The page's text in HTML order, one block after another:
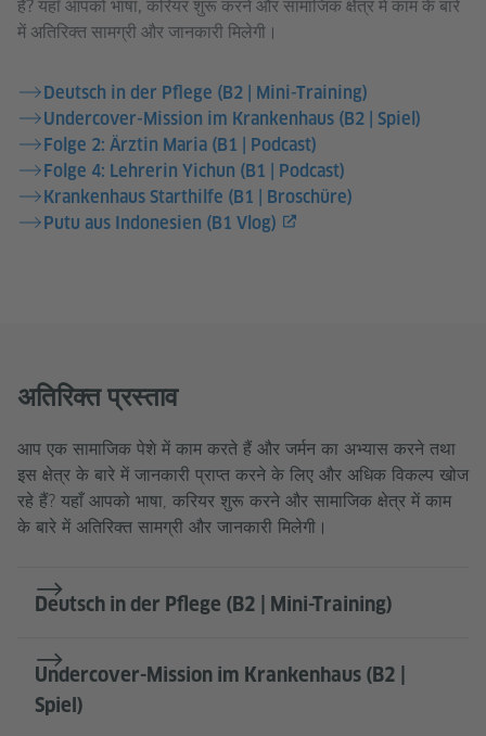
हैं? यहाँ आपको भाषा, करियर शुरू करने और सामाजिक क्षेत्र में काम के बारे
में अतिरिक्त सामग्री और जानकारी मिलेगी।
Deutsch in der Pflege (B2 | Mini-Training)
Undercover-Mission im Krankenhaus (B2 | Spiel)
Folge 2: Ärztin Maria (B1 | Podcast)
Folge 4: Lehrerin Yichun (B1 | Podcast)
Krankenhaus Starthilfe (B1 | Broschüre)
Putu aus Indonesien (B1 Vlog)
अतिरिक्त प्रस्ताव
आप एक सामाजिक पेशे में काम करते हैं और जर्मन का अभ्यास करने तथा
इस क्षेत्र के बारे में जानकारी प्राप्त करने के लिए और अधिक विकल्प खोज
रहे हैं? यहाँ आपको भाषा, करियर शुरू करने और सामाजिक क्षेत्र में काम
के बारे में अतिरिक्त सामग्री और जानकारी मिलेगी।
Deutsch in der Pflege (B2 | Mini-Training)
Undercover-Mission im Krankenhaus (B2 |
Spiel)